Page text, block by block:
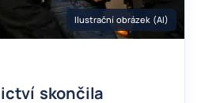
Ilustrační obrázek (AI)
skončila